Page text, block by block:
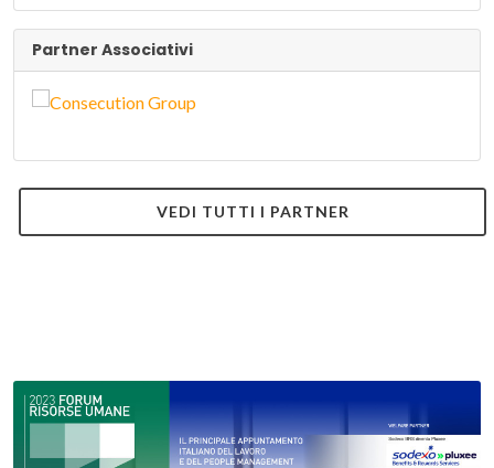
Partner Associativi
VEDI TUTTI I PARTNER